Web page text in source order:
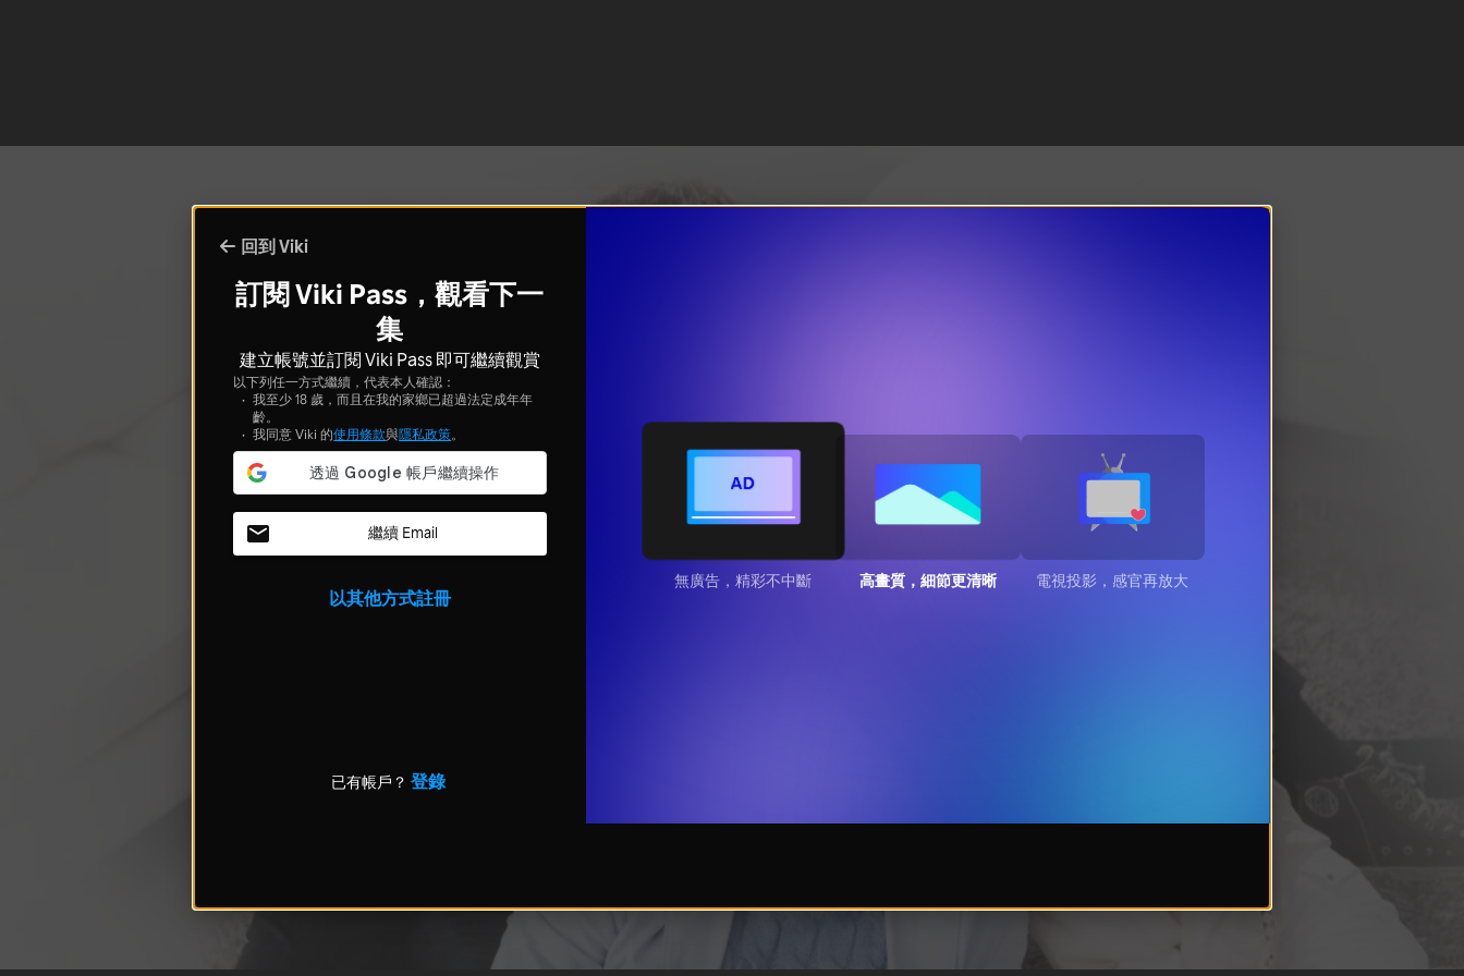
回到 Viki
訂閱 Viki Pass，觀看下一
集
建立帳號並訂閱 Viki Pass 即可繼續觀賞
以下列任一方式繼續，代表本人確認：
我至少 18 歲，而且在我的家鄉已超過法定成年年
齡。
我同意 Viki 的使用條款與隱私政策。
繼續 Email
以其他方式註冊
已有帳戶？ 登錄
無廣告，精彩不中斷 高畫質，細節更清晰 電視投影，感官再放大